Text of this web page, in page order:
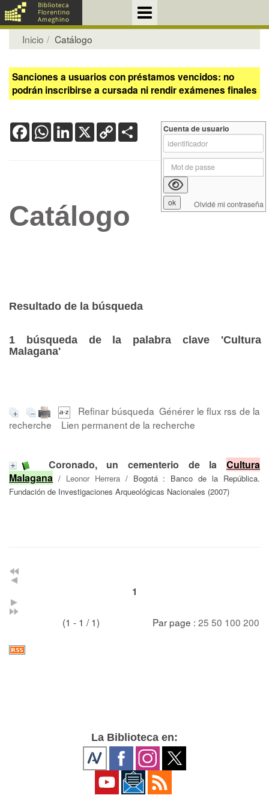
Inicio Catálogo
Sanciones a usuarios con préstamos vencidos: no
podrán inscribirse a cursada ni rendir exámenes finales
FacebookWhatsApp
LinkedIn
X Copy
Link
Catálogo
Resultado de la búsqueda
1 búsqueda de la palabra clave 'Cultura
Malagana'
Refinar búsqueda Générer le flux rss de la
recherche
Lien permanent de la recherche
Coronado, un cementerio de laCultura
Malagana / Leonor Herrera/ Bogotá : Banco de la República.
Fundación de Investigaciones Arqueológicas Nacionales (2007)
1
(1 - 1 / 1) Par page : 25 50 100 200
Cuenta de usuario
Olvidé mi contraseña
La Biblioteca en: